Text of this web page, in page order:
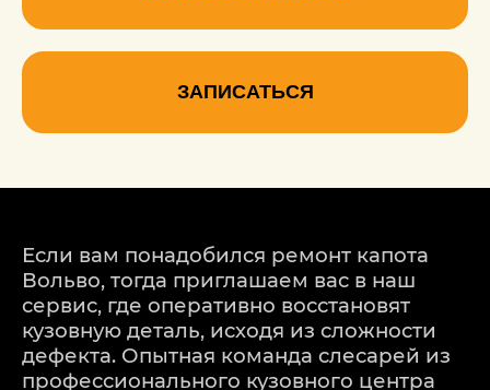
ЗАПИСАТЬСЯ
Если вам понадобился ремонт капота
Вольво, тогда приглашаем вас в наш
сервис, где оперативно восстановят
кузовную деталь, исходя из сложности
дефекта. Опытная команда слесарей из
профессионального кузовного центра